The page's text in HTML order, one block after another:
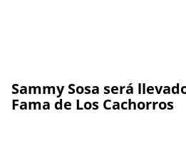
Sammy Sosa será
Fama de Los Cachorros